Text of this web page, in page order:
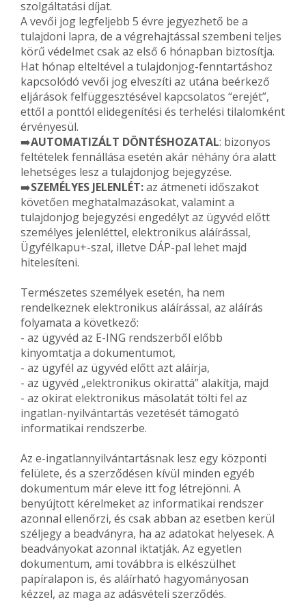
szolgáltatási díjat.
A vevői jog legfeljebb 5 évre jegyezhető be a
tulajdoni lapra, de a végrehajtással szembeni teljes
körű védelmet csak az első 6 hónapban biztosítja.
Hat hónap elteltével a tulajdonjog-fenntartáshoz
kapcsolódó vevői jog elveszíti az utána beérkező
eljárások felfüggesztésével kapcsolatos “erejét”,
ettől a ponttól elidegenítési és terhelési tilalomként
érvényesül.
➡️AUTOMATIZÁLT DÖNTÉSHOZATAL: bizonyos
feltételek fennállása esetén akár néhány óra alatt
lehetséges lesz a tulajdonjog bejegyzése.
➡️SZEMÉLYES JELENLÉT:az átmeneti időszakot
követően meghatalmazásokat, valamint a
tulajdonjog bejegyzési engedélyt az ügyvéd előtt
személyes jelenléttel, elektronikus aláírással,
Ügyfélkapu+-szal, illetve DÁP-pal lehet majd
hitelesíteni.
Természetes személyek esetén, ha nem
rendelkeznek elektronikus aláírással, az aláírás
folyamata a következő:
- az ügyvéd az E-ING rendszerből előbb
kinyomtatja a dokumentumot,
- az ügyfél az ügyvéd előtt azt aláírja,
- az ügyvéd „elektronikus okirattá” alakítja, majd
- az okirat elektronikus másolatát tölti fel az
ingatlan-nyilvántartás vezetését támogató
informatikai rendszerbe.
Az e-ingatlannyilvántartásnak lesz egy központi
felülete, és a szerződésen kívül minden egyéb
dokumentum már eleve itt fog létrejönni. A
benyújtott kérelmeket az informatikai rendszer
azonnal ellenőrzi, és csak abban az esetben kerül
széljegy a beadványra, ha az adatokat helyesek. A
beadványokat azonnal iktatják. Az egyetlen
dokumentum, ami továbbra is elkészülhet
papíralapon is, és aláírható hagyományosan
kézzel, az maga az adásvételi szerződés.